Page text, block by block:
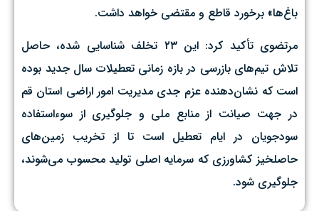
باغ‌ها» برخورد قاطع و مقتضی خواهد داشت.
مرتضوی تأکید کرد: این ۲۳ تخلف شناسایی شده، حاصل
تلاش تیم‌های بازرسی در بازه زمانی تعطیلات سال جدید بوده
است که نشان‌دهنده عزم جدی مدیریت امور اراضی استان قم
در جهت صیانت از منابع ملی و جلوگیری از سوءاستفاده
سودجویان در ایام تعطیل است تا از تخریب زمین‌های
حاصلخیز کشاورزی که سرمایه اصلی تولید محسوب می‌شوند،
جلوگیری شود.